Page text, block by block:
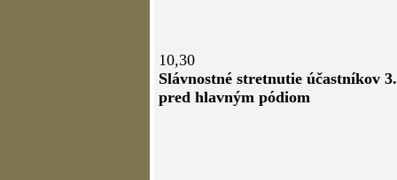
10,30
Slávnostné stretnutie účastníkov
pred hlavným pódiom